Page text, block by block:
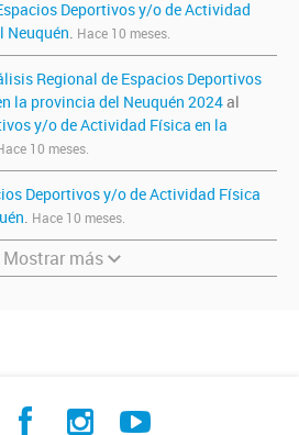
Deportivos y/o de Actividad
Neuquén. Hace 10 meses.
Regional de Espacios Deportivos
la provincia del Neuquén 2024al
y/o de Actividad Física en la
10 meses.
Deportivos y/o de Actividad Física
. Hace 10 meses.
más